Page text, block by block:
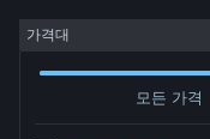
로그인
가격대
모든 가격